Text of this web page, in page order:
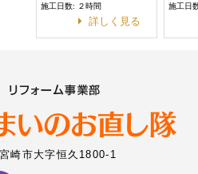
施工日数: ２時間
詳しく見る
施工日
崎市大字恒久1800-1